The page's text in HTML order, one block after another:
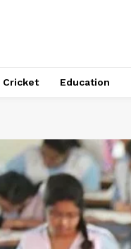
Cricket Education